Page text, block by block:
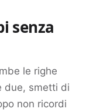
senza
le righe
due, smetti di
non ricordi